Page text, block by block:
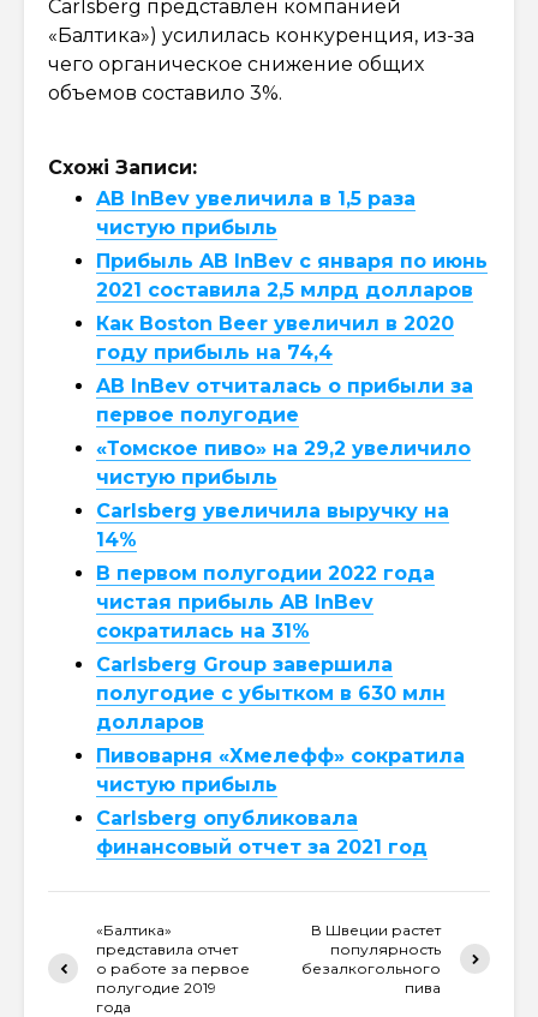
Carlsberg представлен компанией
«Балтика») усилилась конкуренция, из-за
чего органическое снижение общих
объемов составило 3%.
Схожі Записи:
AB InBev увеличила в 1,5 раза
чистую прибыль
Прибыль AB InBev с января по июнь
2021 составила 2,5 млрд долларов
Как Boston Beer увеличил в 2020
году прибыль на 74,4
AB InBev отчиталась о прибыли за
первое полугодие
«Томское пиво» на 29,2 увеличило
чистую прибыль
Carlsberg увеличила выручку на
14%
В первом полугодии 2022 года
чистая прибыль AB InBev
сократилась на 31%
Carlsberg Group завершила
полугодие с убытком в 630 млн
долларов
Пивоварня «Хмелефф» сократила
чистую прибыль
Carlsberg опубликовала
финансовый отчет за 2021 год
«Балтика»
представила отчет
о работе за первое
полугодие 2019
года
В Швеции растет
популярность
безалкогольного
пива